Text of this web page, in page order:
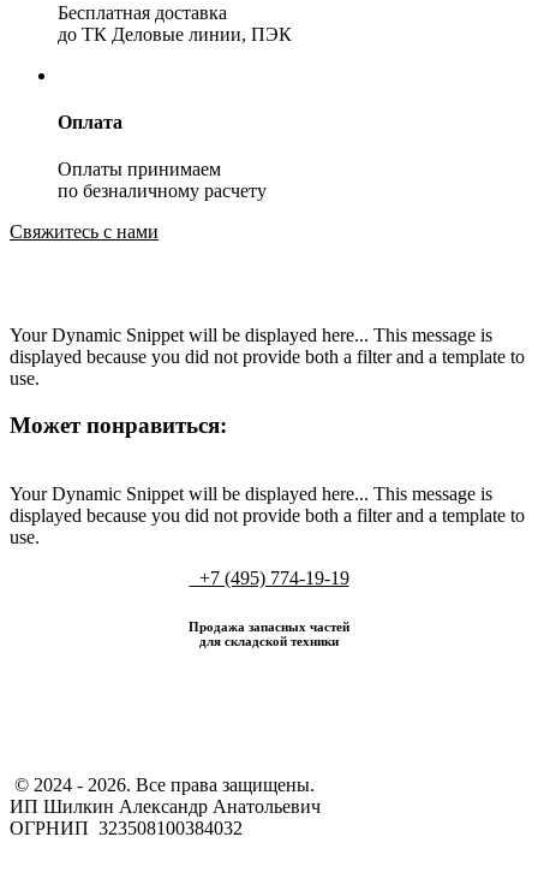
Бесплатная доставка
до ТК Деловые линии, ПЭК
Оплата
Оплаты принимаем
по безналичному расчету
Свяжитесь с нами
Your Dynamic Snippet will be displayed here... This message is
displayed because you did not provide both a filter and a template to
use.
Может понравиться:
Your Dynamic Snippet will be displayed here... This message is
displayed because you did not provide both a filter and a template to
use.
+7 (495) 774-19-19
Продажа запасных частей
для складской техники
​ © 2024 - 2026. Все права защищены.
ИП Шилкин Александр Анатольевич
ОГРНИП 323508100384032